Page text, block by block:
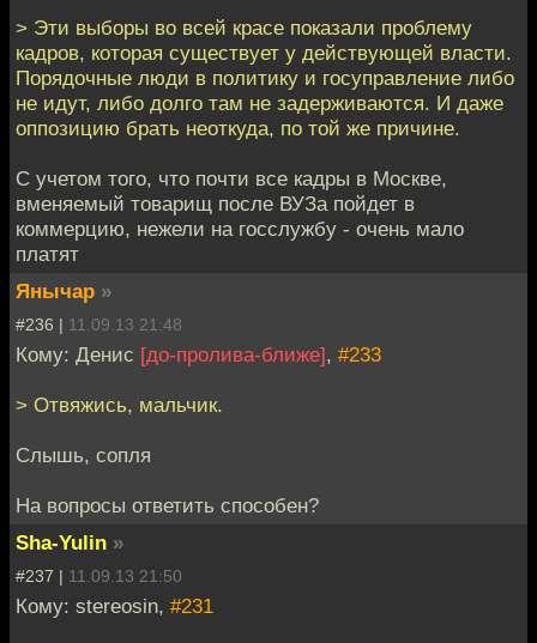
> Эти выборы во всей красе показали проблему
кадров, которая существует у действующей власти.
Порядочные люди в политику и госуправление либо
не идут, либо долго там не задерживаются. И даже
оппозицию брать неоткуда, по той же причине.
С учетом того, что почти все кадры в Москве,
вменяемый товарищ после ВУЗа пойдет в
коммерцию, нежели на госслужбу - очень мало
платят
Янычар »
#236 | 11.09.13 21:48
Кому: Денис [до-пролива-ближе], #233
> Отвяжись, мальчик.
Слышь, сопля
На вопросы ответить способен?
Sha-Yulin »
#237 | 11.09.13 21:50
Кому: stereosin, #231